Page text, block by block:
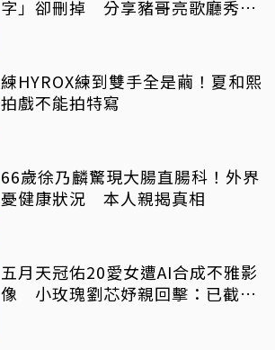
字」卻刪掉 分享豬哥亮歌廳秀歌
練HYROX練到雙手全是繭！夏和熙
拍戲不能拍特寫
66歲徐乃麟驚現大腸直腸科！外界
憂健康狀況 本人親揭真相
五月天冠佑20愛女遭AI合成不雅影
像 小玫瑰劉芯妤親回擊：已截圖